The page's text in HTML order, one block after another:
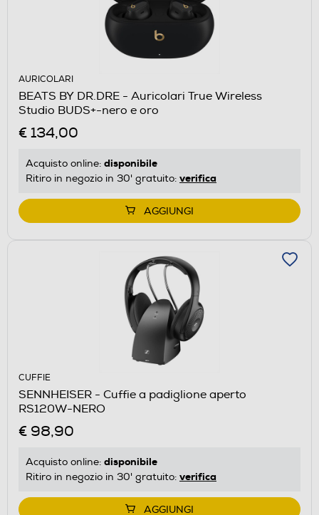
AURICOLARI
BEATS BY DR.DRE - Auricolari True Wireless
Studio BUDS+-nero e oro
€ 134,00
Acquisto online: disponibile
Ritiro in negozio in 30' gratuito: verifica
AGGIUNGI
CUFFIE
SENNHEISER - Cuffie a padiglione aperto
RS120W-NERO
€ 98,90
Acquisto online: disponibile
Ritiro in negozio in 30' gratuito: verifica
AGGIUNGI